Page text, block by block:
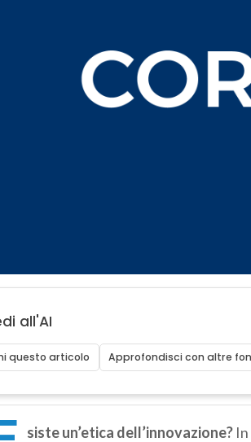
all'AI
questo articolo Approfondisci con altre
siste un’etica dell’innovazione?In